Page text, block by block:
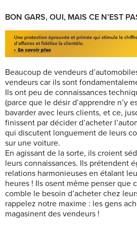
BON GARS, OUI, MAIS CE N’EST
Beaucoup de vendeurs
vendeurs car ils sont
Ils ont peu de connaissances
(parce que le désir d’apprendre n’y
bavarder avec leurs clients, et ce,
finissent par décider d’acheter
qui discutent longuement de leurs
sur une voiture.
En agissant de la sorte, ils croient
leurs connaissances. Ils prétendent
relations harmonieuses en étalant
heures ! Ils osent même penser que
comble le besoin d’acheter chez
rappelez notre maxime : les gens
magasinent des vendeurs !